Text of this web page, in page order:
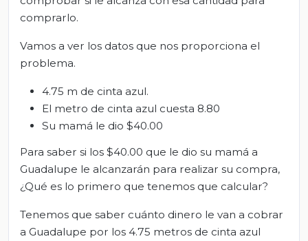
comprarlo.
Vamos a ver los datos que nos proporciona el
problema.
4.75 m de cinta azul.
El metro de cinta azul cuesta 8.80
Su mamá le dio $40.00
Para saber si los $40.00 que le dio su mamá a
Guadalupe le alcanzarán para realizar su compra,
¿Qué es lo primero que tenemos que calcular?
Tenemos que saber cuánto dinero le van a cobrar
a Guadalupe por los 4.75 metros de cinta azul